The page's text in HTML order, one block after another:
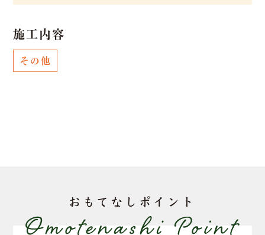
施工内容
その他
おもてなしポイント